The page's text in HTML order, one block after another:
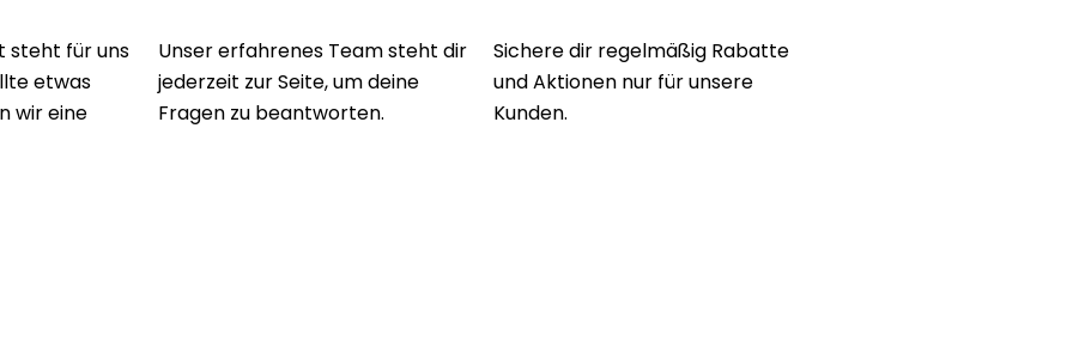
steht für uns
etwas
wir eine
Unser erfahrenes Team steht dir
jederzeit zur Seite, um deine
Fragen zu beantworten.
Sichere dir regelmäßig Rabatte
und Aktionen nur für unsere
Kunden.